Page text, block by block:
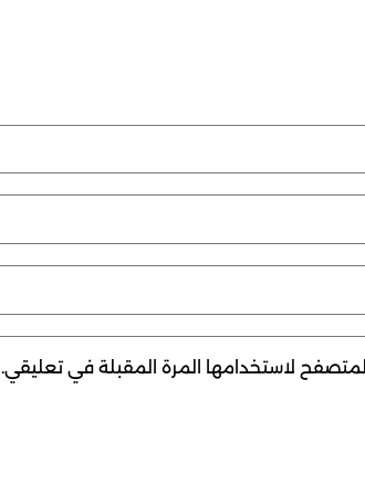
لاستخدامها المرة المقبلة في تعليقي.